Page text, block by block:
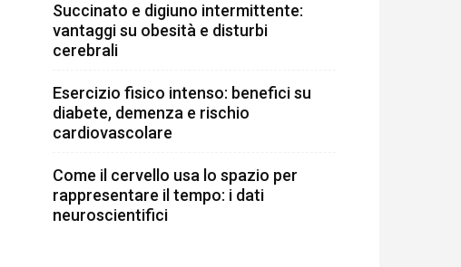
Succinato e digiuno intermittente:
vantaggi su obesità e disturbi
cerebrali
Esercizio fisico intenso: benefici su
diabete, demenza e rischio
cardiovascolare
Come il cervello usa lo spazio per
rappresentare il tempo: i dati
neuroscientifici